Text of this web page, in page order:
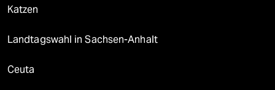
Katzen
Landtagswahl in Sachsen-Anhalt
Ceuta